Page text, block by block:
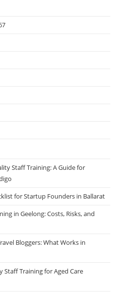
Staff Training: A Guide for
for Startup Founders in Ballarat
in Geelong: Costs, Risks, and
Bloggers: What Works in
Training for Aged Care